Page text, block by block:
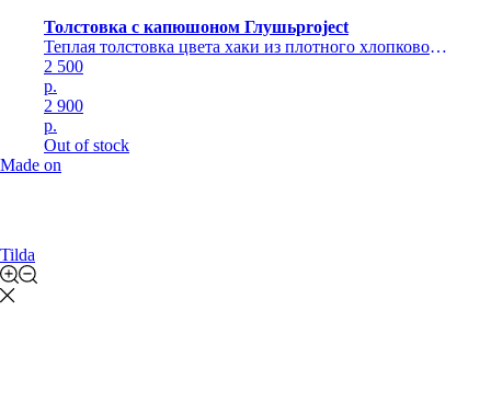
Толстовка с капюшоном Глушьproject
Теплая толстовка цвета хаки из плотного хлопкового
трикотажа с капюшоном и карманом
2 500
р.
2 900
р.
Out of stock
Made on
Tilda